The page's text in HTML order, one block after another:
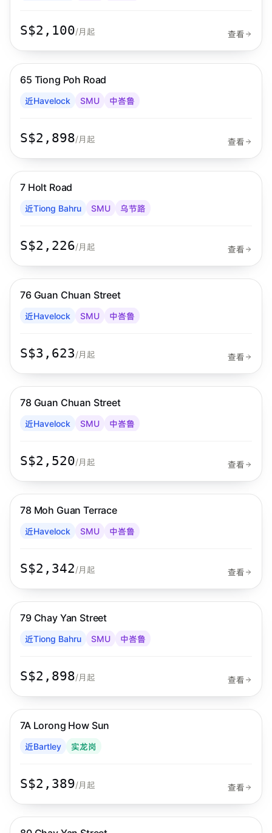
S$2,100/月起 查看
Habyt
步行 7 分钟到 MRT 中峇鲁
65 Tiong Poh Road
近Havelock SMU 中峇鲁
S$2,898/月起 查看
Habyt
步行 13 分钟到 MRT 乌节路
7 Holt Road
近Tiong Bahru SMU 乌节路
S$2,226/月起 查看
Habyt
步行 9 分钟到 MRT 中峇鲁
76 Guan Chuan Street
近Havelock SMU 中峇鲁
S$3,623/月起 查看
Habyt
步行 9 分钟到 MRT 中峇鲁
78 Guan Chuan Street
近Havelock SMU 中峇鲁
S$2,520/月起 查看
Habyt
步行 9 分钟到 MRT 中峇鲁
78 Moh Guan Terrace
近Havelock SMU 中峇鲁
S$2,342/月起 查看
Habyt
步行 10 分钟到 MRT 中峇鲁
79 Chay Yan Street
近Tiong Bahru SMU 中峇鲁
S$2,898/月起 查看
Habyt
步行 2 分钟到 MRT 实龙岗
7A Lorong How Sun
近Bartley 实龙岗
S$2,389/月起 查看
步行 9 分钟到 MRT 中峇鲁